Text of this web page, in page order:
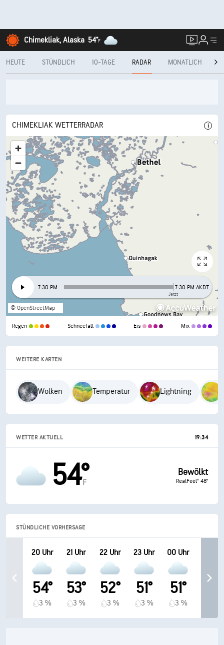
Chimekliak, Alaska 54°F
HEUTE STÜNDLICH 10-TAGE RADAR MONATLICH
CHIMEKLIAK WETTERRADAR
7:30 PM
Jetzt
7:30 PM AKDT
© OpenStreetMap
Regen Schneefall Eis Mix
WEITERE KARTEN
Wolken Temperatur Lightning
WETTER AKTUELL 19:34
54°
F
Bewölkt
RealFeel® 48°
STÜNDLICHE VORHERSAGE
20 Uhr
54°
3 %
21 Uhr
53°
3 %
22 Uhr
52°
3 %
23 Uhr
51°
3 %
00 Uhr
51°
3 %